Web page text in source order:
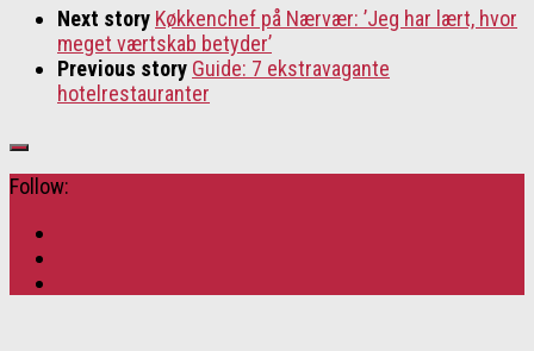
Next story Køkkenchef på Nærvær: ’Jeg har lært, hvor
meget værtskab betyder’
Previous story Guide: 7 ekstravagante
hotelrestauranter
Follow: